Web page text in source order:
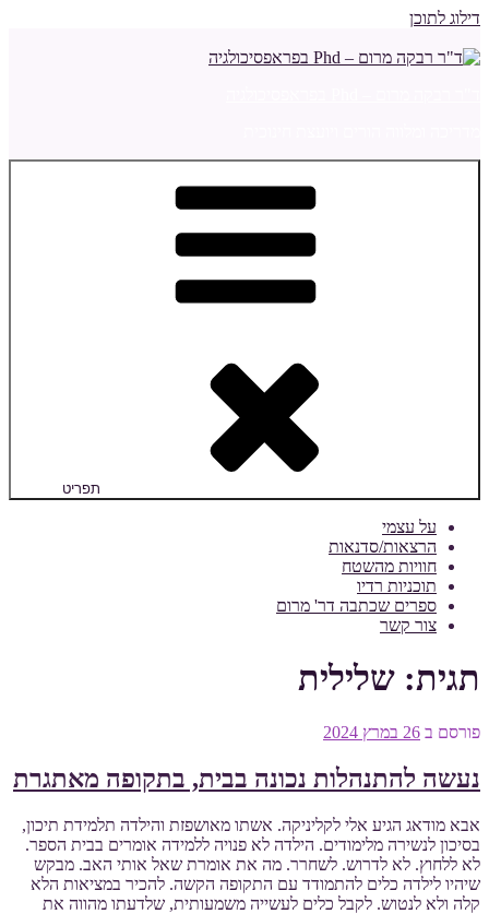
דילוג לתוכן
תפריט
על עצמי
הרצאות/סדנאות
חוויות מהשטח
תוכניות רדיו
ספרים שכתבה דר' מרום
צור קשר
תגית: שלילית
פורסם ב 26 במרץ 2024
נעשה להתנהלות נכונה בבית, בתקופה מאתגרת
אבא מודאג הגיע אלי לקליניקה. אשתו מאושפזת והילדה תלמידת תיכון,
בסיכון לנשירה מלימודים. הילדה לא פנויה ללמידה אומרים בבית הספר.
לא ללחוץ. לא לדרוש. לשחרר. מה את אומרת שאל אותי האב. מבקש
שיהיו לילדה כלים להתמודד עם התקופה הקשה. להכיר במציאות הלא
קלה ולא לנטוש. לקבל כלים לעשייה משמעותית, שלדעתו מהווה את